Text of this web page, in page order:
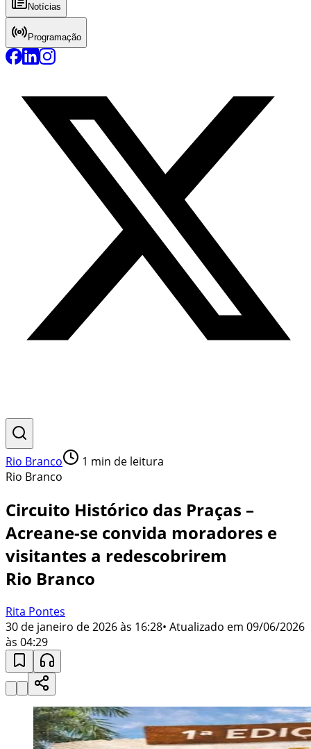
Notícias
Programação
Rio Branco 1 min de leitura
Rio Branco
Circuito Histórico das Praças –
Acreane-se convida moradores e
visitantes a redescobrirem
Rio Branco
Rita Pontes
30 de janeiro de 2026 às 16:28• Atualizado em 09/06/2026
às 04:29